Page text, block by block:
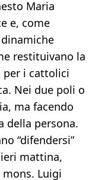
Maria
e, come
restituivano la
per i cattolici
Nei due poli o
ma facendo
della persona.
“difendersi”
mattina,
Luigi